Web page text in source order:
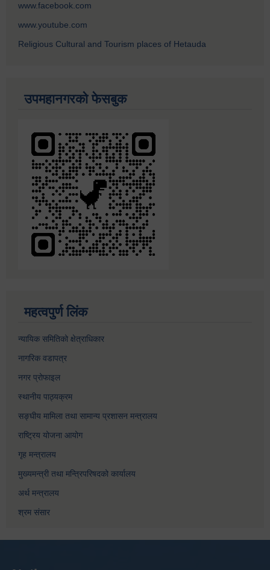
www.facebook.com
www.youtube.com
Religious Cultural and Tourism places of Hetauda
उपमहानगरको फेसबुक
महत्वपुर्ण लिंक
न्यायिक समितिको क्षेत्राधिकार
नागरिक वडापत्र
नगर प्रोफाइल
स्थानीय पाठ्यक्रम
सङ्घीय मामिला तथा सामान्य प्रशासन मन्त्रालय
राष्ट्रिय योजना आयोग
गृह मन्त्रालय
मुख्यमन्त्री तथा मन्त्रिपरिषदको कार्यालय
अर्थ मन्त्रालय
श्रम संसार